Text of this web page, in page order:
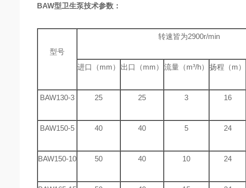
BAW型卫生泵技术参数：
型号
转速皆为2900r/min
进口（mm） 出口（mm） 流量（m³/h） 扬程（m）
BAW130-3 25 25 3 16
BAW150-5 40 40 5 24
BAW150-10 50 40 10 24